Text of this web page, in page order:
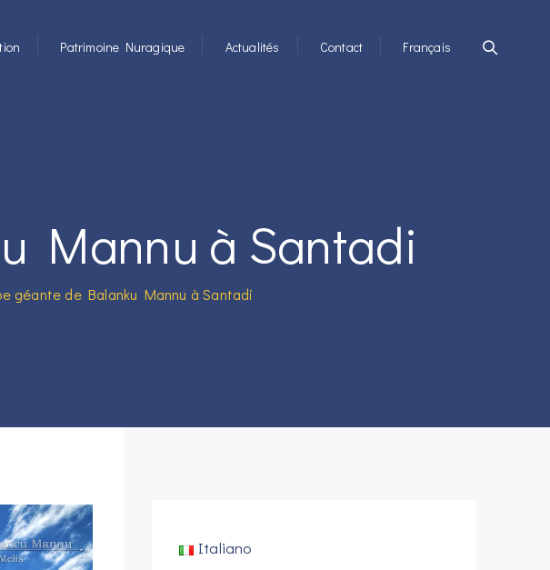
Patrimoine Nuragique Actualités Contact Français
Mannu à Santadi
géante de Balanku Mannu à Santadi
Italiano